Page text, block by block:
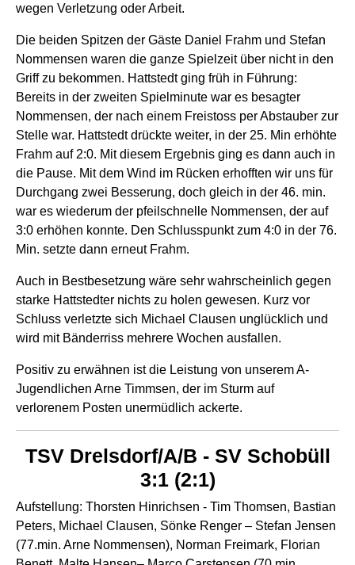
wegen Verletzung oder Arbeit.
Die beiden Spitzen der Gäste Daniel Frahm und Stefan
Nommensen waren die ganze Spielzeit über nicht in den
Griff zu bekommen. Hattstedt ging früh in Führung:
Bereits in der zweiten Spielminute war es besagter
Nommensen, der nach einem Freistoss per Abstauber zur
Stelle war. Hattstedt drückte weiter, in der 25. Min erhöhte
Frahm auf 2:0. Mit diesem Ergebnis ging es dann auch in
die Pause. Mit dem Wind im Rücken erhofften wir uns für
Durchgang zwei Besserung, doch gleich in der 46. min.
war es wiederum der pfeilschnelle Nommensen, der auf
3:0 erhöhen konnte. Den Schlusspunkt zum 4:0 in der 76.
Min. setzte dann erneut Frahm.
Auch in Bestbesetzung wäre sehr wahrscheinlich gegen
starke Hattstedter nichts zu holen gewesen. Kurz vor
Schluss verletzte sich Michael Clausen unglücklich und
wird mit Bänderriss mehrere Wochen ausfallen.
Positiv zu erwähnen ist die Leistung von unserem A-
Jugendlichen Arne Timmsen, der im Sturm auf
verlorenem Posten unermüdlich ackerte.
TSV Drelsdorf/A/B - SV Schobüll
3:1 (2:1)
Aufstellung: Thorsten Hinrichsen - Tim Thomsen, Bastian
Peters, Michael Clausen, Sönke Renger – Stefan Jensen
(77.min. Arne Nommensen), Norman Freimark, Florian